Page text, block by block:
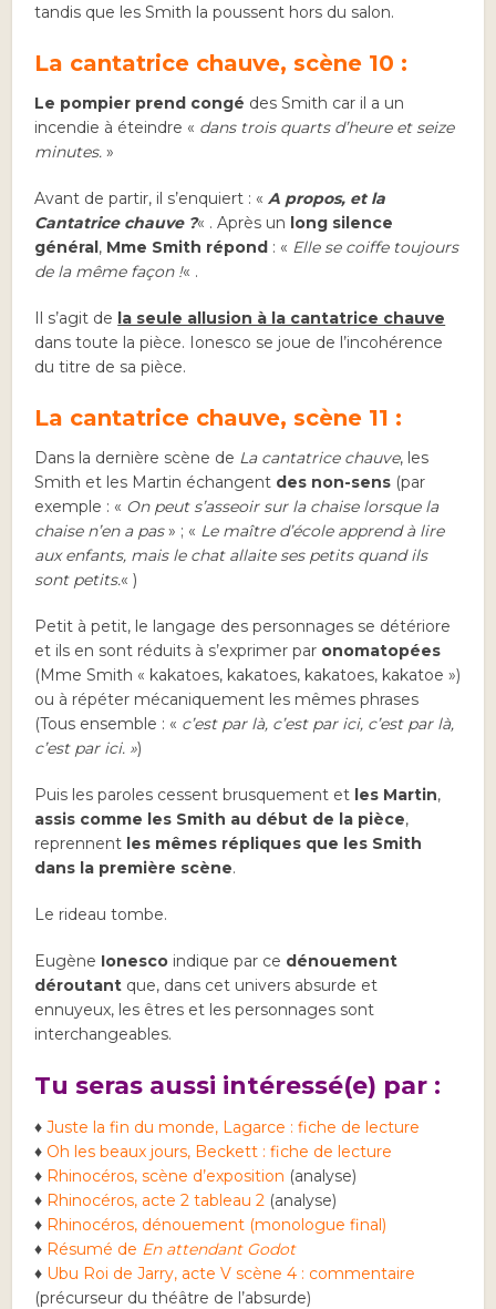
tandis que les Smith la poussent hors du salon.
La cantatrice chauve, scène 10 :
Le pompier prend congé des Smith car il a un
incendie à éteindre « dans trois quarts d’heure et seize
minutes. »
Avant de partir, il s’enquiert : «A propos, et la
Cantatrice chauve ?« . Après un long silence
général, Mme Smith répond : « Elle se coiffe toujours
de la même façon !« .
Il s’agit de la seule allusion à la cantatrice chauve
dans toute la pièce. Ionesco se joue de l’incohérence
du titre de sa pièce.
La cantatrice chauve, scène 11 :
Dans la dernière scène de La cantatrice chauve, les
Smith et les Martin échangent des non-sens (par
exemple : « On peut s’asseoir sur la chaise lorsque la
chaise n’en a pas» ; « Le maître d’école apprend à lire
aux enfants, mais le chat allaite ses petits quand ils
sont petits.« )
Petit à petit, le langage des personnages se détériore
et ils en sont réduits à s’exprimer par onomatopées
(Mme Smith « kakatoes, kakatoes, kakatoes, kakatoe »)
ou à répéter mécaniquement les mêmes phrases
(Tous ensemble : « c’est par là, c’est par ici, c’est par là,
c’est par ici. »)
Puis les paroles cessent brusquement et les Martin,
assis comme les Smith au début de la pièce,
reprennent les mêmes répliques que les Smith
dans la première scène.
Le rideau tombe.
Eugène Ionesco indique par ce dénouement
déroutant que, dans cet univers absurde et
ennuyeux, les êtres et les personnages sont
interchangeables.
Tu seras aussi intéressé(e) par :
♦Juste la fin du monde, Lagarce : fiche de lecture
♦ Oh les beaux jours, Beckett : fiche de lecture
♦ Rhinocéros, scène d’exposition (analyse)
♦ Rhinocéros, acte 2 tableau 2 (analyse)
♦ Rhinocéros, dénouement (monologue final)
♦ Résumé de En attendant Godot
♦ Ubu Roi de Jarry, acte V scène 4 : commentaire
(précurseur du théâtre de l’absurde)